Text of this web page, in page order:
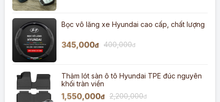
Bọc vô lăng xe Hyundai cao cấp, chất lượng
345,000đ 400,000đ
Thảm lót sàn ô tô Hyundai TPE đúc nguyên
khối tràn viền
1,550,000đ 2,200,000đ